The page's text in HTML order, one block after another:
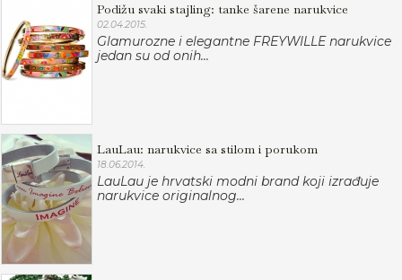
Podižu svaki stajling: tanke šarene narukvice
02.04.2015.
Glamurozne i elegantne FREYWILLE narukvice
jedan su od onih...
LauLau: narukvice sa stilom i porukom
18.06.2014.
LauLau je hrvatski modni brand koji izrađuje
narukvice originalnog...